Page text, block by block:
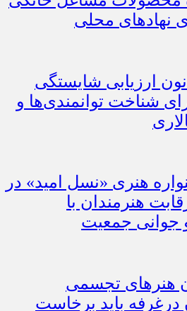
نهادهای محلی
ارزیابی شایستگی
شناخت توانمندی‌ها و
هنری «نسل امید» در
هنرمندان با
جوانی جمعیت
هنرهای تجسمی
باید برخاست